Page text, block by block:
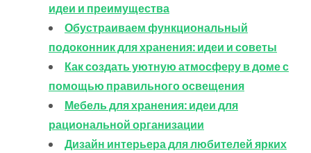
идеи и преимущества
Обустраиваем функциональный
подоконник для хранения: идеи и советы
Как создать уютную атмосферу в доме с
помощью правильного освещения
Мебель для хранения: идеи для
рациональной организации
Дизайн интерьера для любителей ярких